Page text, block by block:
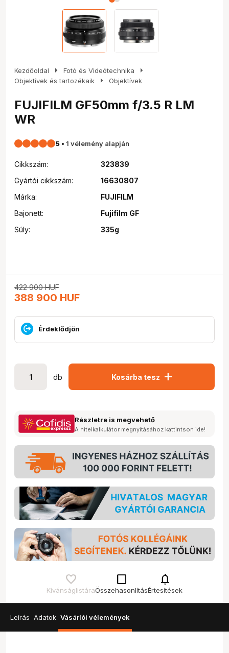
Kezdőoldal arrow_right Fotó és Videótechnika arrow_right
Objektívek és tartozékaik arrow_right Objektívek
FUJIFILM GF50mm f/3.5 R LM
WR
5 • 1 vélemény alapján
Cikkszám:
323839
Gyártói cikkszám:
16630807
Márka:
FUJIFILM
Bajonett:
Fujifilm GF
Súly:
335g
422 900 HUF
388 900 HUF
Érdeklődjön
db Kosárba tesz add
Részletre is megvehető
A hitelkalkulátor megnyitásához kattintson ide!
Kívánságlistára
check_box_outline_blank
Összehasonlítás
notifications
Értesítések
Leírás Adatok Vásárlói vélemények